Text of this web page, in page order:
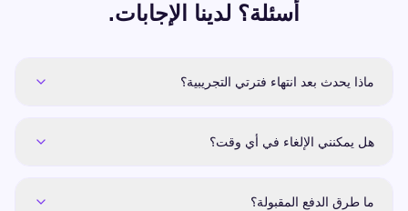
أسئلة؟ لدينا الإجابات.
ماذا يحدث بعد انتهاء فترتي التجريبية؟
هل يمكنني الإلغاء في أي وقت؟
ما طرق الدفع المقبولة؟